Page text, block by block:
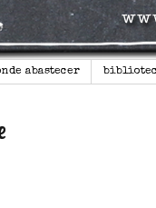
abastecer